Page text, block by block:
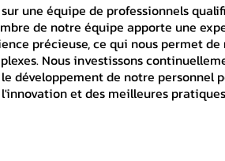
une équipe de professionnels
de notre équipe apporte une
précieuse, ce qui nous permet de
Nous investissons
développement de notre personnel
et des meilleures